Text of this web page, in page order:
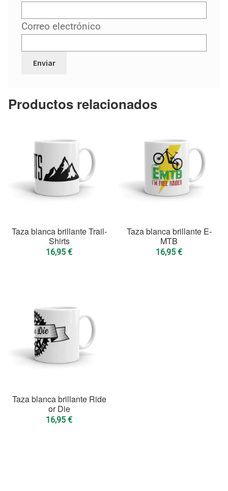
Correo electrónico
Productos relacionados
Taza blanca brillante Trail-
Shirts
16,95 €
Taza blanca brillante E-
MTB
16,95 €
Taza blanca brillante Ride
or Die
16,95 €